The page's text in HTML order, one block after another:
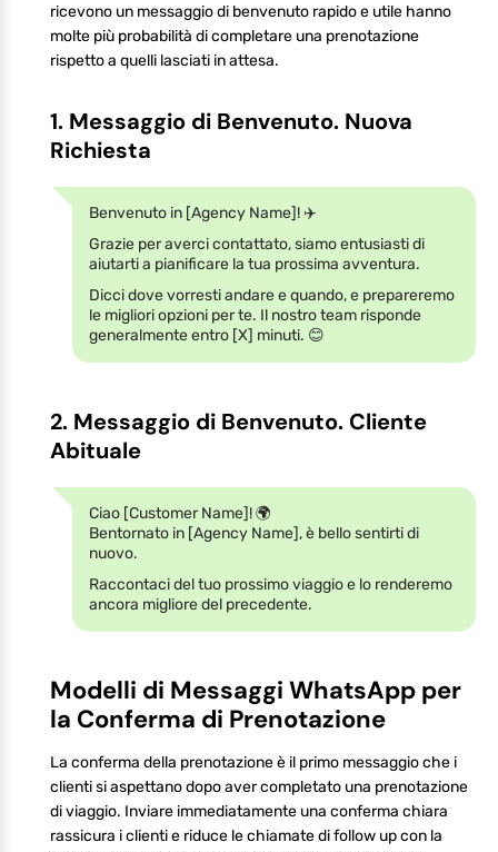
ricevono un messaggio di benvenuto rapido e utile hanno
molte più probabilità di completare una prenotazione
rispetto a quelli lasciati in attesa.
1. Messaggio di Benvenuto. Nuova
Richiesta
Benvenuto in [Agency Name]! ✈️
Grazie per averci contattato, siamo entusiasti di
aiutarti a pianificare la tua prossima avventura.
Dicci dove vorresti andare e quando, e prepareremo
le migliori opzioni per te. Il nostro team risponde
generalmente entro [X] minuti. 😊
2. Messaggio di Benvenuto. Cliente
Abituale
Ciao [Customer Name]! 🌍
Bentornato in [Agency Name], è bello sentirti di
nuovo.
Raccontaci del tuo prossimo viaggio e lo renderemo
ancora migliore del precedente.
Modelli di Messaggi WhatsApp per
la Conferma di Prenotazione
La conferma della prenotazione è il primo messaggio che i
clienti si aspettano dopo aver completato una prenotazione
di viaggio. Inviare immediatamente una conferma chiara
rassicura i clienti e riduce le chiamate di follow up con la